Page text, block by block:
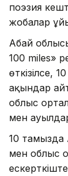
поэзия
жобалар
Абай
100 miles»
өткізілсе,
ақындар
облыс
мен
10
мен облыс